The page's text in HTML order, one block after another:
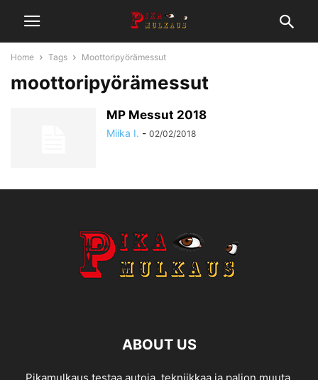
Home Tags Moottoripyörämessut
moottoripyörämessut
MP Messut 2018
Miika I. - 02/02/2018
ABOUT US